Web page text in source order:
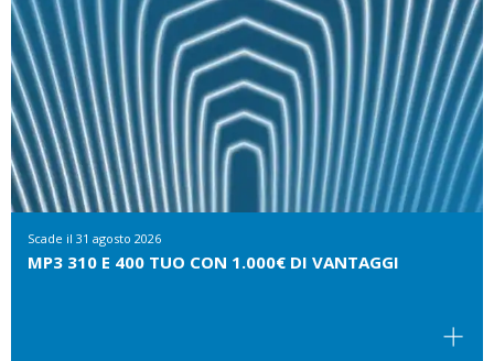
Scade il 31 agosto 2026
MP3 310 E 400 TUO CON 1.000€ DI VANTAGGI